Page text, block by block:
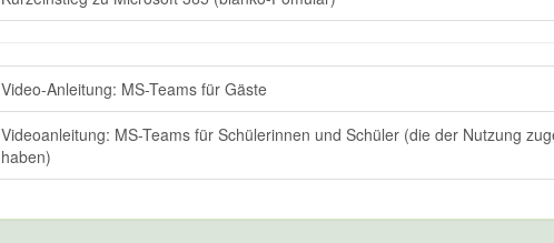
Video-Anleitung: MS-Teams für Gäste
Videoanleitung: MS-Teams für Schülerinnen und Schüler (die der Nutzung
haben)